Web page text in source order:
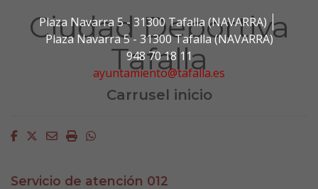
Plaza Navarra 5 - 31300 Tafalla (NAVARRA)
Plaza Navarra 5 - 31300 Tafalla (NAVARRA)
948 70 18 11
ayuntamiento@tafalla.es
Ciudad Deportiva
Tafalla
Carrusel inicio
Facebook
Twitter
EmailImprimirWhatsapp
Servicio de atención 012